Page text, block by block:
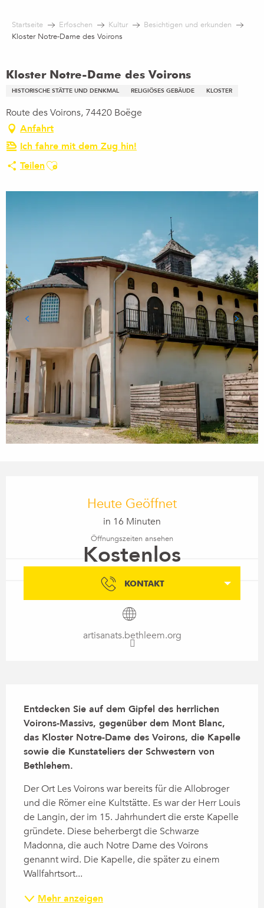
contenu
Startseite Erfoschen Kultur
Besichtigen und erkunden
Kloster Notre-Dame des Voirons
Kloster Notre-Dame des Voirons
HISTORISCHE STÄTTE UND DENKMAL RELIGIÖSES GEBÄUDE KLOSTER
Route des Voirons, 74420 Boëge
Anfahrt
Ich fahre mit dem Zug hin!
TeilenAjouter aux favoris
Heute Geöffnet
in 16 Minuten
Öffnungszeiten ansehen
Kostenlos
KONTAKT
artisanats.bethleem.org
Entdecken Sie auf dem Gipfel des herrlichen
Voirons-Massivs, gegenüber dem Mont Blanc,
das Kloster Notre-Dame des Voirons, die Kapelle
sowie die Kunstateliers der Schwestern von
Bethlehem.
Der Ort Les Voirons war bereits für die Allobroger
und die Römer eine Kultstätte. Es war der Herr Louis
de Langin, der im 15. Jahrhundert die erste Kapelle
gründete. Diese beherbergt die Schwarze
Madonna, die auch Notre Dame des Voirons
genannt wird. Die Kapelle, die später zu einem
Wallfahrtsort...
Mehr anzeigen